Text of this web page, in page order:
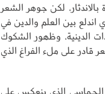
لكن جوهر الشعر
اندلع بين العلم والدين في
الدينية، وظهور الشكوك
قادر على ملء الفراغ الذي
الحماسي الذي ينعكس على